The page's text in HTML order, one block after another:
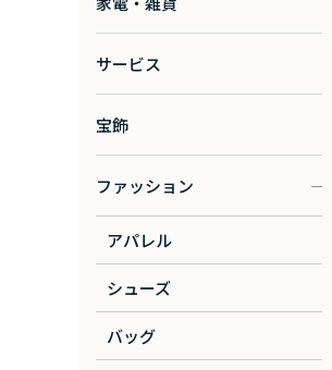
サービス
宝飾
ファッション
アパレル
シューズ
バッグ